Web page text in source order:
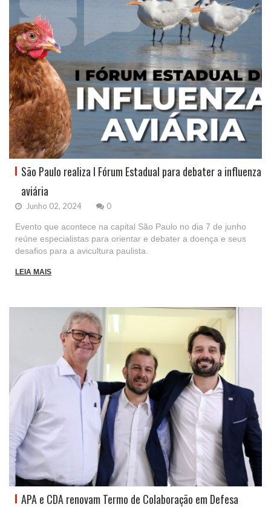
São Paulo realiza I Fórum Estadual para debater a influenza
aviária
Junho 02, 2024 0
Evento que acontece na capital São Paulo no dia 7 de junho
reúne especialistas para orientar e debater a doença e seus
desafios para a avicultura paulista.
LEIA MAIS
APA e CDA renovam Termo de Colaboração em Defesa